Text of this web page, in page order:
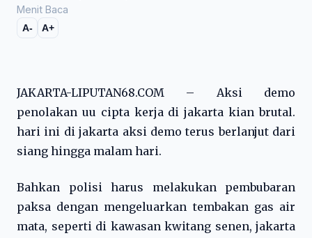
Menit Baca
A- A+
JAKARTA-LIPUTAN68.COM – Aksi demo
penolakan uu cipta kerja di jakarta kian brutal.
hari ini di jakarta aksi demo terus berlanjut dari
siang hingga malam hari.
Bahkan polisi harus melakukan pembubaran
paksa dengan mengeluarkan tembakan gas air
mata, seperti di kawasan kwitang senen, jakarta